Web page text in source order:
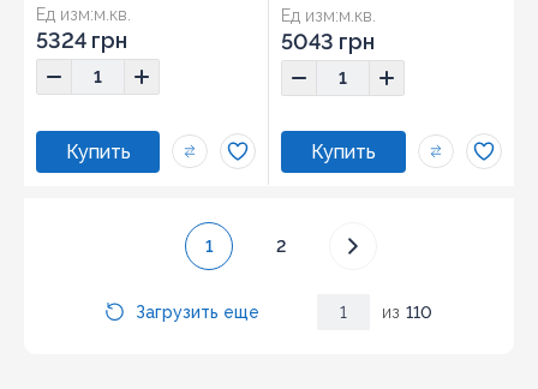
Ед изм:м.кв.
5324 грн
Ед изм:м.кв.
5043 грн
Загрузить еще
1 2
1 из 110